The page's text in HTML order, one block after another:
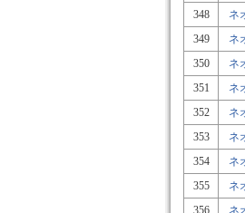
348 ネ
349
ネ
350
ネ
351
ネ
352
ネ
353
ネ
354
ネ
355
ネ
356
ネ